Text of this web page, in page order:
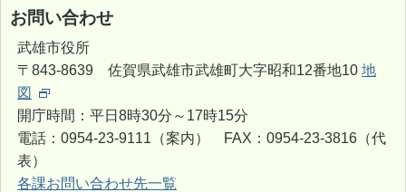
お問い合わせ
武雄市役所
〒843-8639 佐賀県武雄市武雄町大字昭和12番地10 地
図
開庁時間：平日8時30分～17時15分
電話：0954-23-9111（案内） FAX：0954-23-3816（代
表）
各課お問い合わせ先一覧